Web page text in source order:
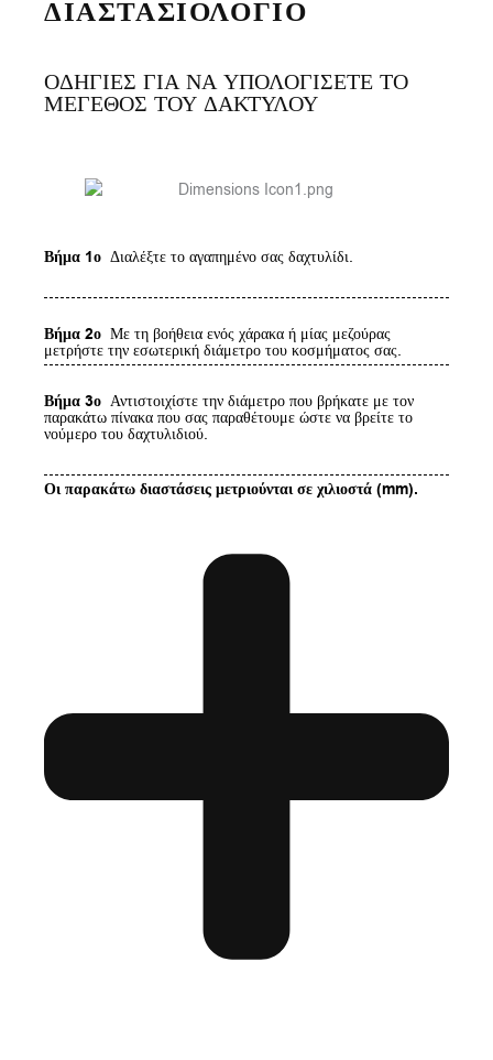
ΔΙΑΣΤΑΣΙΟΛΟΓΙΟ
ΟΔΗΓΙΕΣ ΓΙΑ ΝΑ ΥΠΟΛΟΓΙΣΕΤΕ ΤΟ
ΜΕΓΕΘΟΣ ΤΟΥ ΔΑΚΤΥΛΟΥ
Βήμα 1ο Διαλέξτε το αγαπημένο σας δαχτυλίδι.
Βήμα 2ο Με τη βοήθεια ενός χάρακα ή μίας μεζούρας
μετρήστε την εσωτερική διάμετρο του κοσμήματος σας.
Βήμα 3ο Αντιστοιχίστε την διάμετρο που βρήκατε με τον
παρακάτω πίνακα που σας παραθέτουμε ώστε να βρείτε το
νούμερο του δαχτυλιδιού.
Οι παρακάτω διαστάσεις μετριούνται σε χιλιοστά (mm).